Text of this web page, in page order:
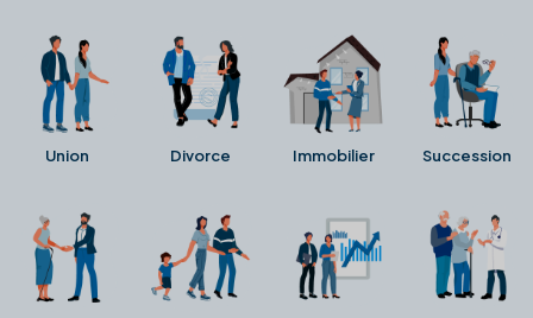
Union Divorce Immobilier Succession